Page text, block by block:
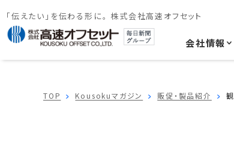
「伝えたい」を伝わる形に。 株式会社高速オフセット
会社情報
TOP Kousokuマガジン 販促・製品紹介